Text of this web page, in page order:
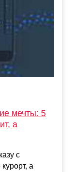
мечты: 5
а
с
а